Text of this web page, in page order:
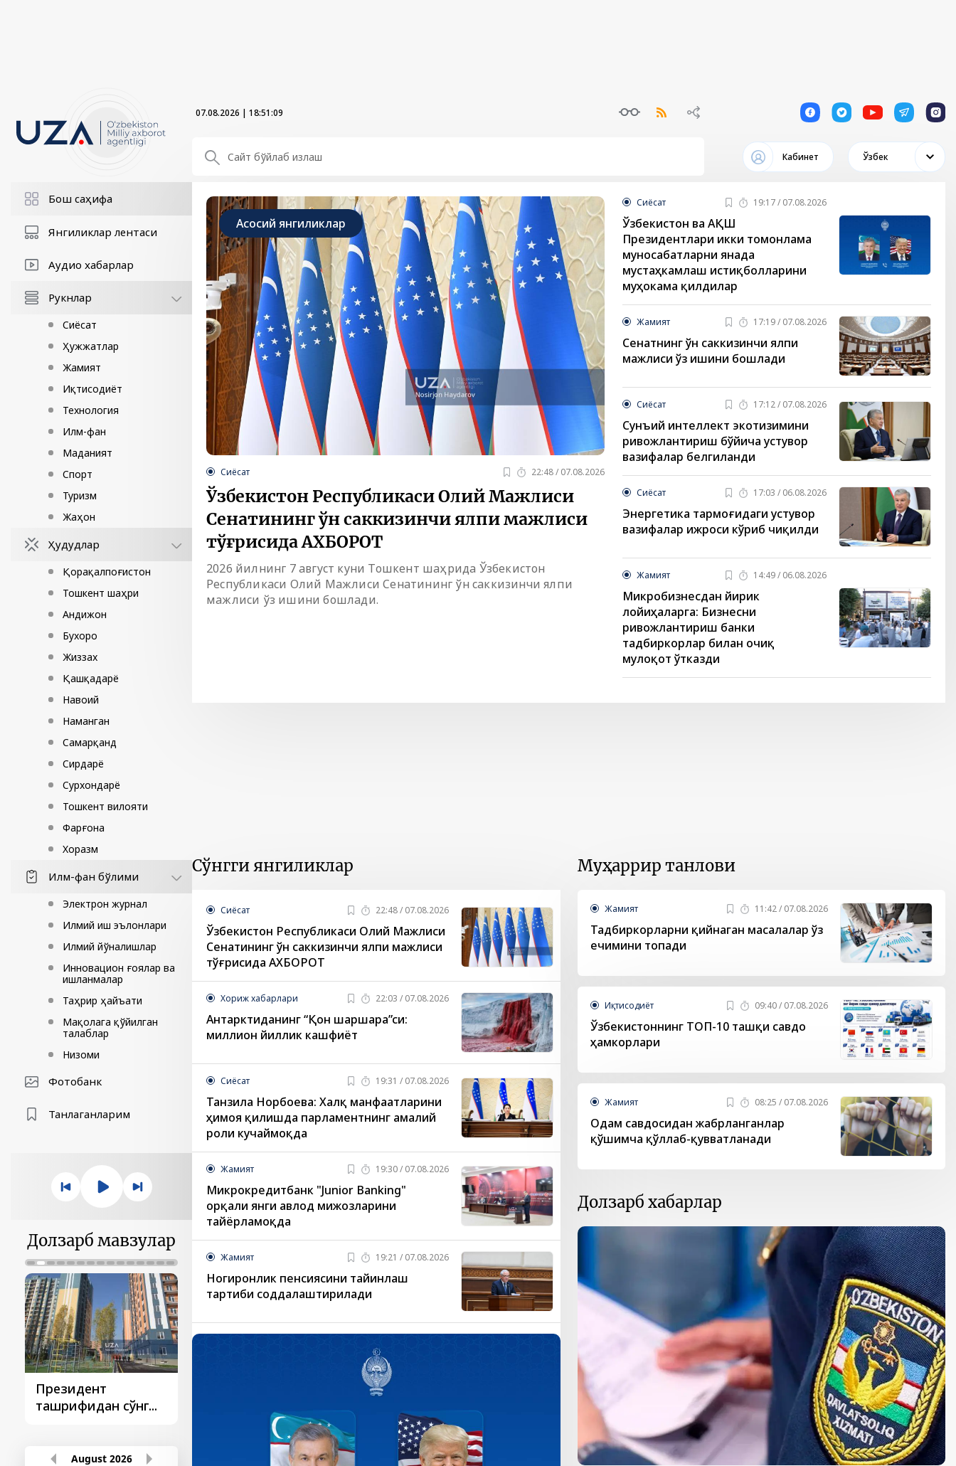
07.08.2026 | 18:51:10 1 1 1 1 1
Кабинет Ўзбек
Бош саҳифа
Янгиликлар лентаси
Аудио хабарлар
Рукнлар
Сиёсат
Ҳужжатлар
Жамият
Иқтисодиёт
Технология
Илм-фан
Маданият
Спорт
Туризм
Жаҳон
Ҳудудлар
Қорақалпоғистон
Тошкент шаҳри
Андижон
Бухоро
Жиззах
Қашқадарё
Навоий
Наманган
Самарқанд
Сирдарё
Сурхондарё
Тошкент вилояти
Фарғона
Хоразм
Илм-фан бўлими
Электрон журнал
Илмий иш эълонлари
Илмий йўналишлар
Инновацион ғоялар ва
ишланмалар
Таҳрир ҳайъати
Мақолага қўйилган
талаблар
Низоми
Фотобанк
Танлаганларим
Долзарб мавзулар
Президент
ташрифидан сўнг...
Қарор ва ижро
“Ўзбекистон – 2030”
стратегияси
Президент Шавкат
Мирзиёев
раислигида
ўтказилган
видеоселектор
2026 йил –
Маҳаллани
жамиятни
August 2026
Асосий янгиликлар
Сиёсат 22:48 / 07.08.2026
Ўзбекистон Республикаси Олий Мажлиси
Сенатининг ўн саккизинчи ялпи мажлиси
тўғрисида АХБОРОТ
2026 йилнинг 7 август куни Тошкент шаҳрида Ўзбекистон
Республикаси Олий Мажлиси Сенатининг ўн саккизинчи ялпи
мажлиси ўз ишини бошлади.
Сиёсат 19:17 / 07.08.2026
Ўзбекистон ва АҚШ
Президентлари икки томонлама
муносабатларни янада
мустаҳкамлаш истиқболларини
муҳокама қилдилар
Жамият 17:19 / 07.08.2026
Сенатнинг ўн саккизинчи ялпи
мажлиси ўз ишини бошлади
Сиёсат 17:12 / 07.08.2026
Сунъий интеллект экотизимини
ривожлантириш бўйича устувор
вазифалар белгиланди
Сиёсат 17:03 / 06.08.2026
Энергетика тармоғидаги устувор
вазифалар ижроси кўриб чиқилди
Жамият 14:49 / 06.08.2026
Микробизнесдан йирик
лойиҳаларга: Бизнесни
ривожлантириш банки
тадбиркорлар билан очиқ
мулоқот ўтказди
Сўнгги янгиликлар
Сиёсат 22:48 / 07.08.2026
Ўзбекистон Республикаси Олий Мажлиси
Сенатининг ўн саккизинчи ялпи мажлиси
тўғрисида АХБОРОТ
Хориж хабарлари 22:03 / 07.08.2026
Антарктиданинг “Қон шаршара”си:
миллион йиллик кашфиёт
Сиёсат 19:31 / 07.08.2026
Танзила Норбоева: Халқ манфаатларини
ҳимоя қилишда парламентнинг амалий
роли кучаймоқда
Жамият 19:30 / 07.08.2026
Микрокредитбанк "Junior Banking"
орқали янги авлод мижозларини
тайёрламоқда
Жамият 19:21 / 07.08.2026
Ногиронлик пенсиясини тайинлаш
тартиби соддалаштирилади
Муҳаррир танлови
Жамият 11:42 / 07.08.2026
Тадбиркорларни қийнаган масалалар ўз
ечимини топади
Иқтисодиёт 09:40 / 07.08.2026
Ўзбекистоннинг ТОП-10 ташқи савдо
ҳамкорлари
Жамият 08:25 / 07.08.2026
Одам савдосидан жабрланганлар
қўшимча қўллаб-қувватланади
Долзарб хабарлар